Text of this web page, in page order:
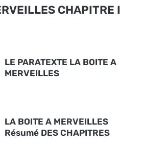
CHAPITRE I
LE PARATEXTE LA BOITE A
MERVEILLES
LA BOITE A MERVEILLES
Résumé DES CHAPITRES